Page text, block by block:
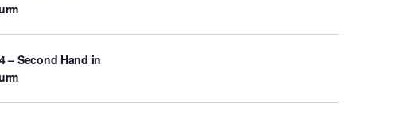
– Second Hand in